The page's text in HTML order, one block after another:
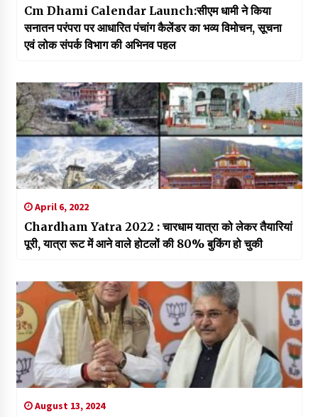
Cm Dhami Calendar Launch:सीएम धामी ने किया
सनातन परंपरा पर आधारित पंचांग कैलेंडर का भव्य विमोचन, सूचना
एवं लोक संपर्क विभाग की अभिनव पहल
April 6, 2022
Chardham Yatra 2022 : चारधाम यात्रा को लेकर तैयारियां
पूरी, यात्रा रूट में आने वाले होटलों की 80% बुकिंग हो चुकी
August 13, 2024